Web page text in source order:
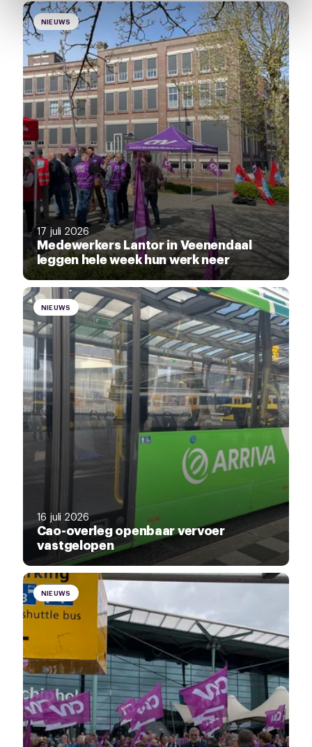
het ronde cookie-instellingenicoontje linksonder op de
pagina.
NIEUWS
17 juli 2026
Medewerkers Lantor in Veenendaal
leggen hele week hun werk neer
NIEUWS
16 juli 2026
Cao-overleg openbaar vervoer
vastgelopen
NIEUWS